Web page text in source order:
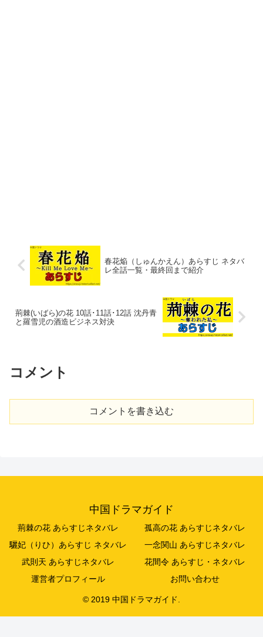
春花焔（しゅんかえん）あらすじ ネタバ
レ全話一覧・最終回まで紹介
荊棘(いばら)の花 10話･11話･12話 沈丹青
と羅雪児の酒造ビジネス対決
コメント
コメントを書き込む
中国ドラマガイド
荊棘の花 あらすじネタバレ
孤高の花 あらすじネタバレ
驪妃（りひ）あらすじ ネタバレ
一念関山 あらすじネタバレ
武則天 あらすじネタバレ
花間令 あらすじ・ネタバレ
運営者プロフィール
お問い合わせ
© 2019 中国ドラマガイド.